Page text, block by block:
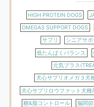
HIGH PROTEIN DOGS
OMEGA3 SUPPORT DOGS
サプリ
シニアサポ
低たんぱくバランス
元気プラス
犬心サプリオメガ３犬
犬心サプリロウファット犬種
糖&脂コントロール
脳関